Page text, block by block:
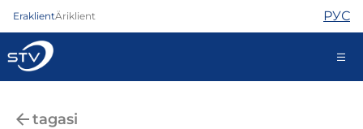
EraklientÄriklient РУС
tagasi